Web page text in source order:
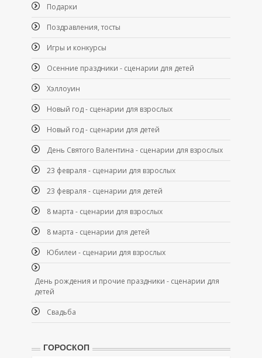
Подарки
Поздравления, тосты
Игры и конкурсы
Осенние праздники - сценарии для детей
Хэллоуин
Новый год - сценарии для взрослых
Новый год - сценарии для детей
День Святого Валентина - сценарии для взрослых
23 февраля - сценарии для взрослых
23 февраля - сценарии для детей
8 марта - сценарии для взрослых
8 марта - сценарии для детей
Юбилеи - сценарии для взрослых
День рождения и прочие праздники - сценарии для
детей
Свадьба
ГОРОСКОП